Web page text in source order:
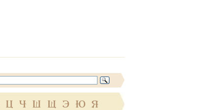
Ц Ч Ш Щ Э Ю Я